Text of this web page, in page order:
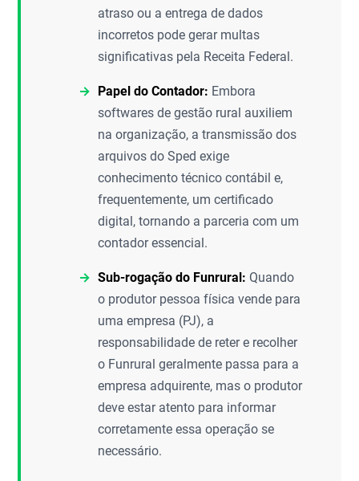
atraso ou a entrega de dados
incorretos pode gerar multas
significativas pela Receita Federal.
Papel do Contador: Embora
softwares de gestão rural auxiliem
na organização, a transmissão dos
arquivos do Sped exige
conhecimento técnico contábil e,
frequentemente, um certificado
digital, tornando a parceria com um
contador essencial.
Sub-rogação do Funrural: Quando
o produtor pessoa física vende para
uma empresa (PJ), a
responsabilidade de reter e recolher
o Funrural geralmente passa para a
empresa adquirente, mas o produtor
deve estar atento para informar
corretamente essa operação se
necessário.